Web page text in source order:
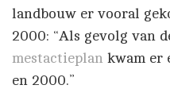
landbouw er vooral
2000: “Als gevolg van
mestactieplan kwam er
en 2000.”